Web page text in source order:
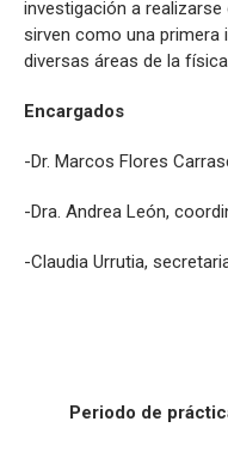
investigación a
sirven como una
diversas áreas de la
Encargados
-Dr. Marcos Flores
-Dra. Andrea León,
-Claudia Urrutia,
Periodo de